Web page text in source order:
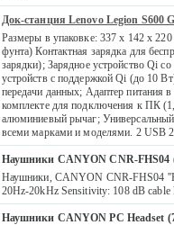
Док-станция Lenovo Legion S600
Размеры в упаковке: 337 x 142 x
фунта) Контактная зарядка для
зарядки); Зарядное устройство Qi
устройств с поддержкой Qi (до 10
передачи данных; Адаптер питания
комплекте для подключения к ПК
алюминиевый рычаг;
всеми марками и моделями. 2 USB
Наушники CANYON CNR-FHS04
Наушники, CANYON CNR-FHS04
20Hz-20kHz Sensitivity: 108 dB
Наушники CANYON PC Headset